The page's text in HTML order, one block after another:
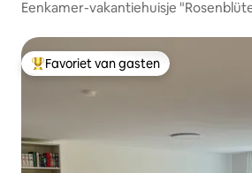
Eenkamer-vakantiehuisje
Topfavoriet van gasten
Favoriet van gasten